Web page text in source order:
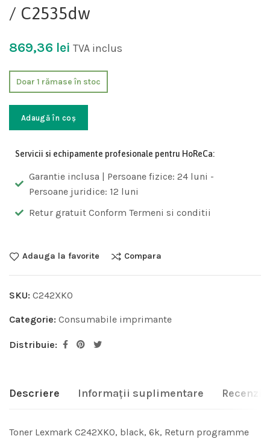
/ C2535dw
869,36 lei TVA inclus
Doar 1 rămase în stoc
Adaugă în coș
Servicii si echipamente profesionale pentru HoReCa:
Garantie inclusa | Persoane fizice: 24 luni -
Persoane juridice: 12 luni
Retur gratuit Conform Termeni si conditii
Adauga la favorite Compara
SKU: C242XK0
Categorie: Consumabile imprimante
Distribuie:
Descriere Informații suplimentare Recenzii
Toner Lexmark C242XK0, black, 6k, Return programme